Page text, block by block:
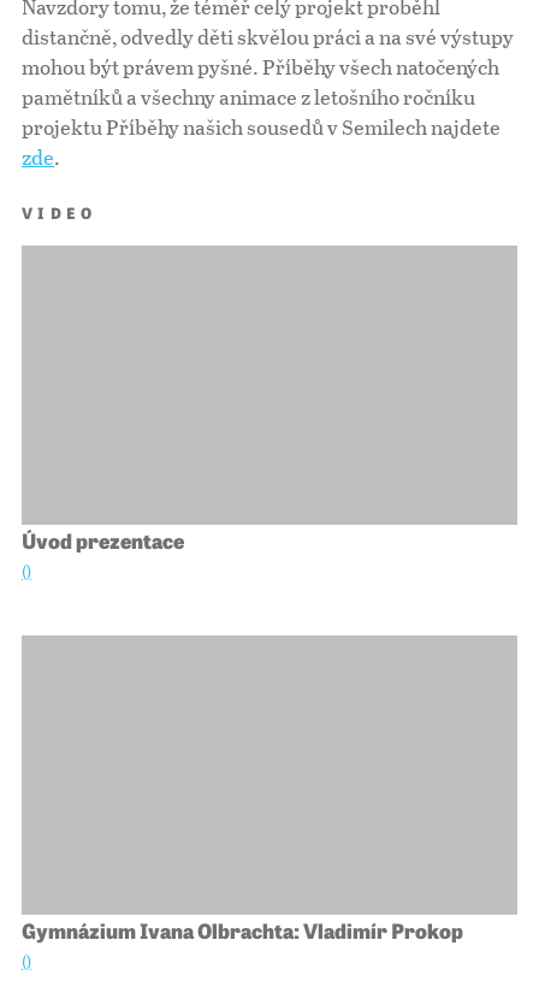
Navzdory tomu, že téměř celý projekt proběhl
distančně, odvedly děti skvělou práci a na své výstupy
mohou být právem pyšné. Příběhy všech natočených
pamětníků a všechny animace z letošního ročníku
projektu Příběhy našich sousedů v Semilech najdete
zde.
VIDEO
Úvod prezentace
()
Gymnázium Ivana Olbrachta: Vladimír Prokop
()